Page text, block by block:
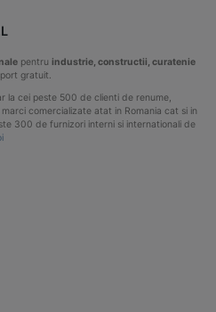
pentru industrie, constructii, curatenie
gratuit.
la cei peste 500 de clienti de renume,
comercializate atat in Romania cat si in
300 de furnizori interni si internationali de